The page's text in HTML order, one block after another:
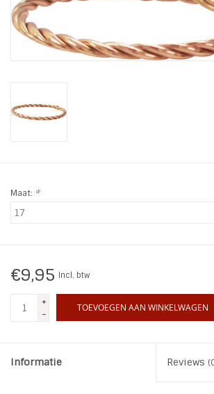
Tassen en meer
Zonnebrillen
ON THE BEACH
LIFESTYLE PRODUCTEN
Maat: *
€9,95 Incl. btw
+
-
TOEVOEGEN AAN WINKELWAGEN
Informatie Reviews